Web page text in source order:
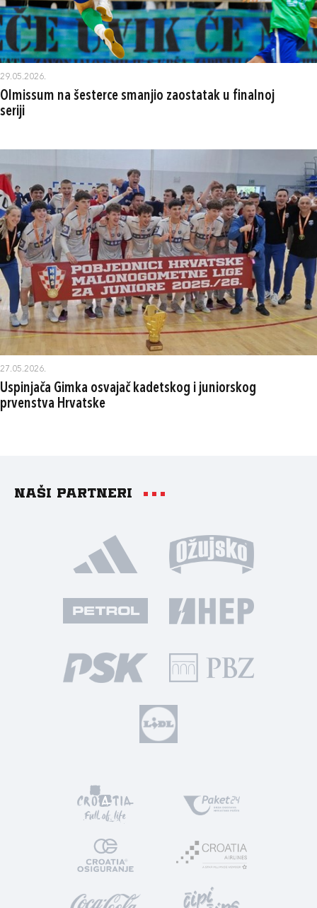
29.05.2026.
Olmissum na šesterce smanjio zaostatak u finalnoj
seriji
27.05.2026.
Uspinjača Gimka osvajač kadetskog i juniorskog
prvenstva Hrvatske
Naši partneri